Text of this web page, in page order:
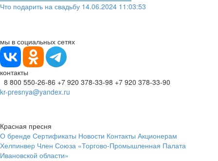
Что подарить на свадьбу 14.06.2024 11:03:53
мы в социальных сетях
контакты
8 800 550-26-86 +7 920 378-33-98 +7 920 378-33-90
kr-presnya@yandex.ru
Красная пресня
О бренде Сертификаты Новости Контакты Акционерам
Хелпинвер Член Союза «Торгово-Промышленная Палата
Ивановской области»